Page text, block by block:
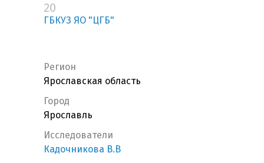
20
ГБКУЗ ЯО "ЦГБ"
Регион
Ярославская область
Город
Ярославль
Исследователи
Кадочникова В.В